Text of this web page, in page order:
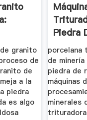
granito
de
de
a la
piedra
es algo
Piedra
porcelana
de
piedra de
máquinas
minerales